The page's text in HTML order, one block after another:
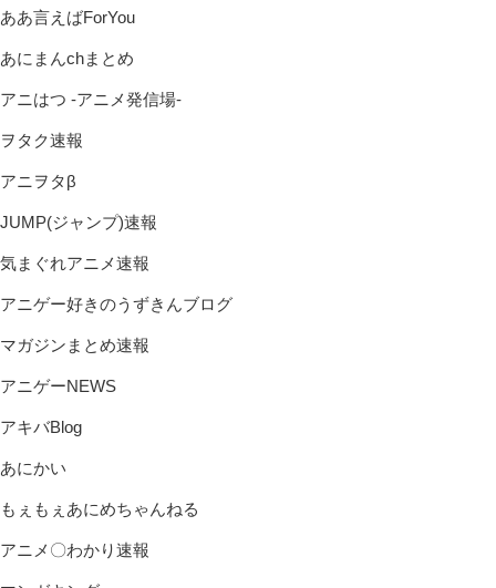
ああ言えばForYou
あにまんchまとめ
アニはつ -アニメ発信場-
ヲタク速報
アニヲタβ
JUMP(ジャンプ)速報
気まぐれアニメ速報
アニゲー好きのうずきんブログ
マガジンまとめ速報
アニゲーNEWS
アキバBlog
あにかい
もぇもぇあにめちゃんねる
アニメ〇わかり速報